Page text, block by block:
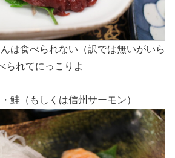
は食べられない（訳では無いがいら
られてにっこりよ
鮭（もしくは信州サーモン）